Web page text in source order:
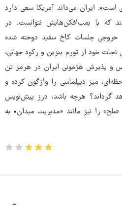
ایران می‌داند آمریکا سعی دارد
که با بمب‌افکن‌هایش نتوانست. در
خروجی جلسات کاخ سفید دوخته شده
خود از تورم بنزین و رکود جهانی،
و پذیرش هژمونی ایران در هرمز تن
میز دیپلماسی را واژگون کرده و
گرداند؟ هرچه باشد، درز پیش‌نویس
را نیز مانند «مدیریت میدان» به